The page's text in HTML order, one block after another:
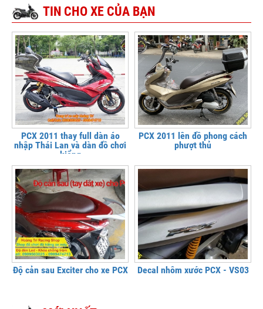
TIN CHO XE CỦA BẠN
PCX 2011 thay full dàn áo
nhập Thái Lan và dàn đồ chơi
kiểng
PCX 2011 lên đồ phong cách
phượt thủ
Độ cản sau Exciter cho xe PCX Decal nhôm xước PCX - VS03